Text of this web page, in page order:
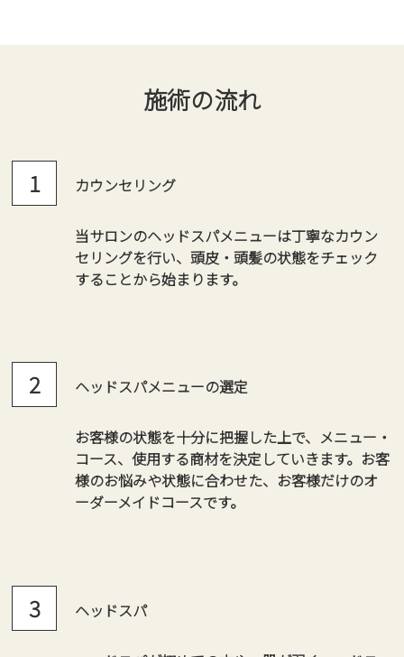
施術の流れ
カウンセリング
当サロンのヘッドスパメニューは丁寧なカウン
セリングを行い、頭皮・頭髪の状態をチェック
することから始まります。
ヘッドスパメニューの選定
お客様の状態を十分に把握した上で、メニュー・
コース、使用する商材を決定していきます。お客
様のお悩みや状態に合わせた、お客様だけのオ
ーダーメイドコースです。
ヘッドスパ